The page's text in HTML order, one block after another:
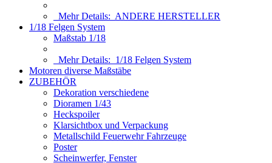
Mehr Details: ANDERE HERSTELLER
1/18 Felgen System
Maßstab 1/18
Mehr Details: 1/18 Felgen System
Motoren diverse Maßstäbe
ZUBEHÖR
Dekoration verschiedene
Dioramen 1/43
Heckspoiler
Klarsichtbox und Verpackung
Metallschild Feuerwehr Fahrzeuge
Poster
Scheinwerfer, Fenster